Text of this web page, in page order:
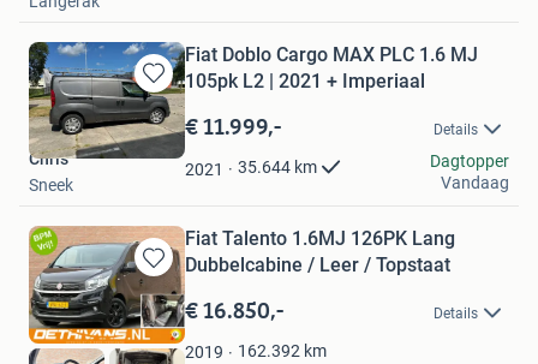
Bewaren
in
Mijn
Favorieten
Fiat Doblo Cargo MAX PLC 1.6 MJ
105pk L2 | 2021 + Imperiaal
€ 11.999,- Details
2021 35.644 km
Chris
Sneek
Dagtopper
Vandaag
Bewaren
in
Mijn
Favorieten
Fiat Talento 1.6MJ 126PK Lang
Dubbelcabine / Leer / Topstaat
€ 16.850,- Details
2019 162.392 km